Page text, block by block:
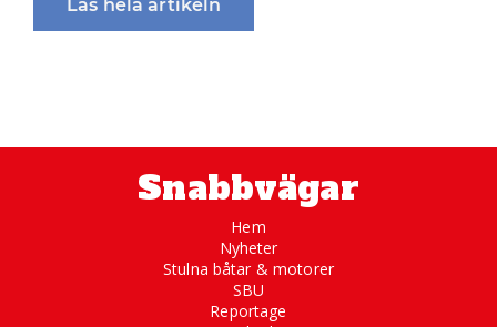
Läs hela artikeln
Snabbvägar
Hem
Nyheter
Stulna båtar & motorer
SBU
Reportage